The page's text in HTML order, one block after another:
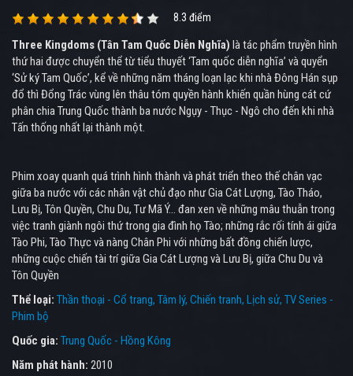
8.3 điểm
Three Kingdoms (Tân Tam Quốc Diễn Nghĩa) là tác phẩm truyền hình
thứ hai được chuyển thể từ tiểu thuyết ‘Tam quốc diễn nghĩa’ và quyển
‘Sử ký Tam Quốc’, kể về những năm tháng loạn lạc khi nhà Đông Hán sụp
đổ thì Đổng Trác vùng lên thâu tóm quyền hành khiến quần hùng cát cứ
phân chia Trung Quốc thành ba nước Ngụy - Thục - Ngô cho đến khi nhà
Tấn thống nhất lại thành một.
Phim xoay quanh quá trình hình thành và phát triển theo thế chân vạc
giữa ba nước với các nhân vật chủ đạo như Gia Cát Lượng, Tào Tháo,
Lưu Bị, Tôn Quyền, Chu Du, Tư Mã Ý… đan xen về những mâu thuẫn trong
việc tranh giành ngôi thứ trong gia đình họ Tào; những rắc rối tính ái giữa
Tào Phi, Tào Thực và nàng Chân Phi với những bất đồng chiến lược,
những cuộc chiến tài trí giữa Gia Cát Lượng và Lưu Bị, giữa Chu Du và
Tôn Quyền
Thể loại: Thần thoại - Cổ trang Tâm lý Chiến tranh Lịch sử TV Series -
Phim bộ
Quốc gia: Trung Quốc - Hồng Kông
Năm phát hành: 2010